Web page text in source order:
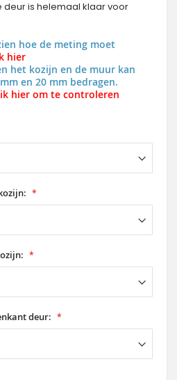
deur is helemaal klaar voor
hoe de meting moet
hier
het kozijn en de muur kan
en 20 mm bedragen.
hier om te controleren
deur: